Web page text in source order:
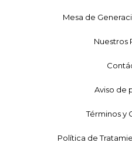
Mesa de
Nuestros
Aviso de
Términos y
Política de